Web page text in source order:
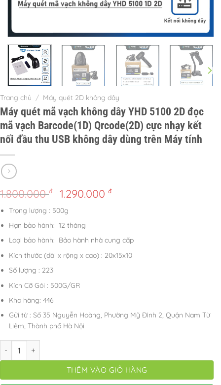
Trang chủ / Máy quét 2D không dây
Máy quét mã vạch không dây YHD 5100 2D đọc
mã vạch Barcode(1D) Qrcode(2D) cực nhạy kết
nối đầu thu USB không dây dùng trên Máy tính
1.800.000₫
Giá
gốc
là:
1.800.000 ₫.
1.290.000 ₫Giá
1.290.000 ₫.
Trọng lượng : 500g
Hạn bảo hành: 12 tháng
Loại bảo hành: Bảo hành nhà cung cấp
Kích thước (dài x rộng x cao) : 20x15x10
Số lượng : 223
Kích Cỡ Gói : 500G/GR
Kho hàng: 446
Gửi từ : Số 35 Nguyễn Hoàng, Phường Mỹ Đình 2, Quận Nam Từ
Liêm, Thành phố Hà Nội
THÊM VÀO GIỎ HÀNG